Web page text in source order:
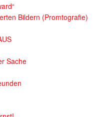
Bildern (Promtografie)
Sache